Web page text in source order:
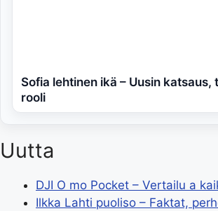
Sofia lehtinen ikä – Uusin katsaus,
rooli
Uutta
DJI O mo Pocket – Vertailu a
Ilkka Lahti puoliso – Faktat,